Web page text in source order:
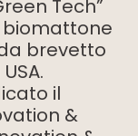
Tech”
biomattone
brevetto
il
&